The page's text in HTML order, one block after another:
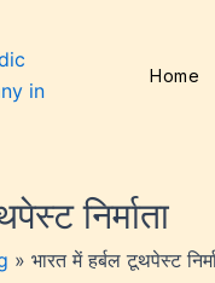
Home
निर्माता
» भारत में हर्बल टूथपेस्ट